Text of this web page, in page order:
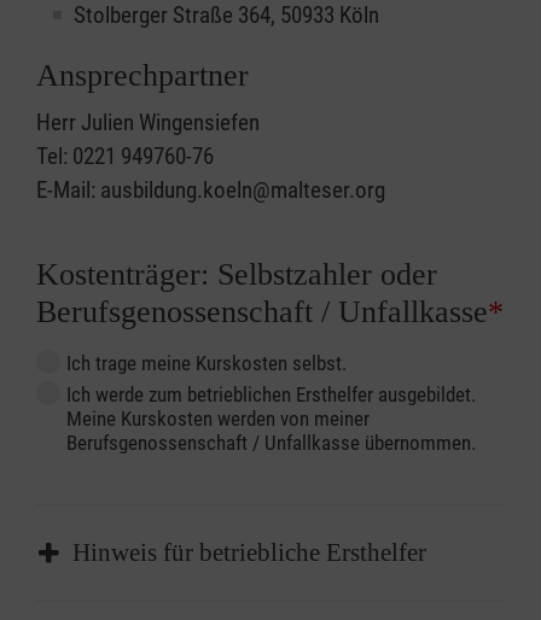
Stolberger Straße 364, 50933 Köln
Ansprechpartner
Herr Julien Wingensiefen
Tel: 0221 949760-76
E-Mail: ausbildung.koeln@malteser.org
Kostenträger: Selbstzahler oder
Berufsgenossenschaft / Unfallkasse*
Ich trage meine Kurskosten selbst.
Ich werde zum betrieblichen Ersthelfer ausgebildet.
Meine Kurskosten werden von meiner
Berufsgenossenschaft / Unfallkasse übernommen.
Hinweis für betriebliche Ersthelfer